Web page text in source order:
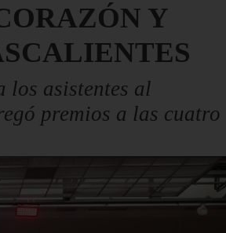
Y
los asistentes al
premios a las cuatro